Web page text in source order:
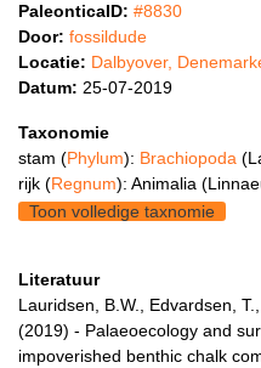
PaleonticaID: #8830
Door: fossildude
Locatie: Dalbyover,
Datum: 25-07-2019
Taxonomie
stam (Phylum): Brachiopoda
rijk (Regnum): Animalia
Toon volledige taxnomie
Literatuur
Lauridsen, B.W., Edvardsen,
(2019) - Palaeoecology and
impoverished benthic chalk